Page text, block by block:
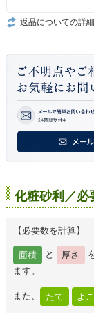
返品についての詳
化粧砂利／必
【必要数を計算】
面積 と 厚さ
ます。
また、 たて よこ